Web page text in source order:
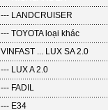
--- LANDCRUISER
--- TOYOTA loại khác
VINFAST ... LUX SA 2.0
--- LUX A 2.0
--- FADIL
--- E34